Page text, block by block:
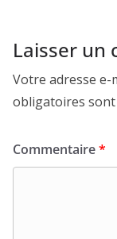
Laisser un
Votre adresse e-
obligatoires sont
Commentaire*